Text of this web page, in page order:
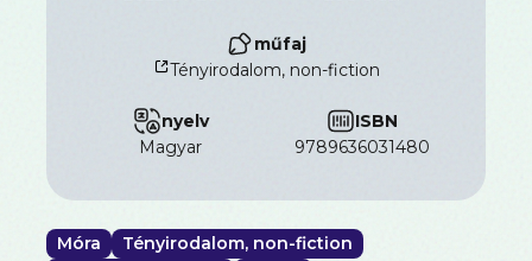
műfaj
Tényirodalom, non-fiction
nyelv
magyar
ISBN
9789636031480
Móra
Tényirodalom, non-fiction